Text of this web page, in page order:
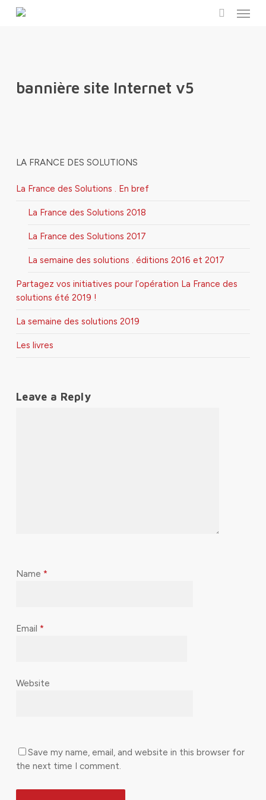
Menu
bannière site Internet v5
LA FRANCE DES SOLUTIONS
La France des Solutions . En bref
La France des Solutions 2018
La France des Solutions 2017
La semaine des solutions . éditions 2016 et 2017
Partagez vos initiatives pour l’opération La France des
solutions été 2019 !
La semaine des solutions 2019
Les livres
Leave a Reply
Name *
Email *
Website
Save my name, email, and website in this browser for
the next time I comment.